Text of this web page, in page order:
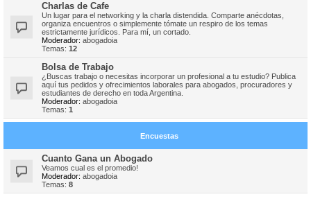
Charlas de Cafe
Un lugar para el networking y la charla distendida. Comparte anécdotas,
organiza encuentros o simplemente tómate un respiro de los temas
estrictamente jurídicos. Para mí, un cortado.
Moderador: abogadoia
Temas: 12
Bolsa de Trabajo
¿Buscas trabajo o necesitas incorporar un profesional a tu estudio? Publica
aquí tus pedidos y ofrecimientos laborales para abogados, procuradores y
estudiantes de derecho en toda Argentina.
Moderador: abogadoia
Temas: 1
Encuestas
Cuanto Gana un Abogado
Veamos cual es el promedio!
Moderador: abogadoia
Temas: 8